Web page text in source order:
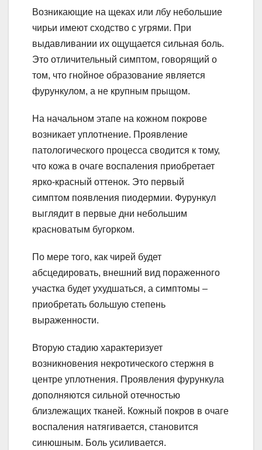
Возникающие на щеках или лбу небольшие
чирьи имеют сходство с угрями. При
выдавливании их ощущается сильная боль.
Это отличительный симптом, говорящий о
том, что гнойное образование является
фурункулом, а не крупным прыщом.
На начальном этапе на кожном покрове
возникает уплотнение. Проявление
патологического процесса сводится к тому,
что кожа в очаге воспаления приобретает
ярко-красный оттенок. Это первый
симптом появления пиодермии. Фурункул
выглядит в первые дни небольшим
красноватым бугорком.
По мере того, как чирей будет
абсцедировать, внешний вид пораженного
участка будет ухудшаться, а симптомы –
приобретать большую степень
выраженности.
Вторую стадию характеризует
возникновения некротического стержня в
центре уплотнения. Проявления фурункула
дополняются сильной отечностью
близлежащих тканей. Кожный покров в очаге
воспаления натягивается, становится
синюшным. Боль усиливается.